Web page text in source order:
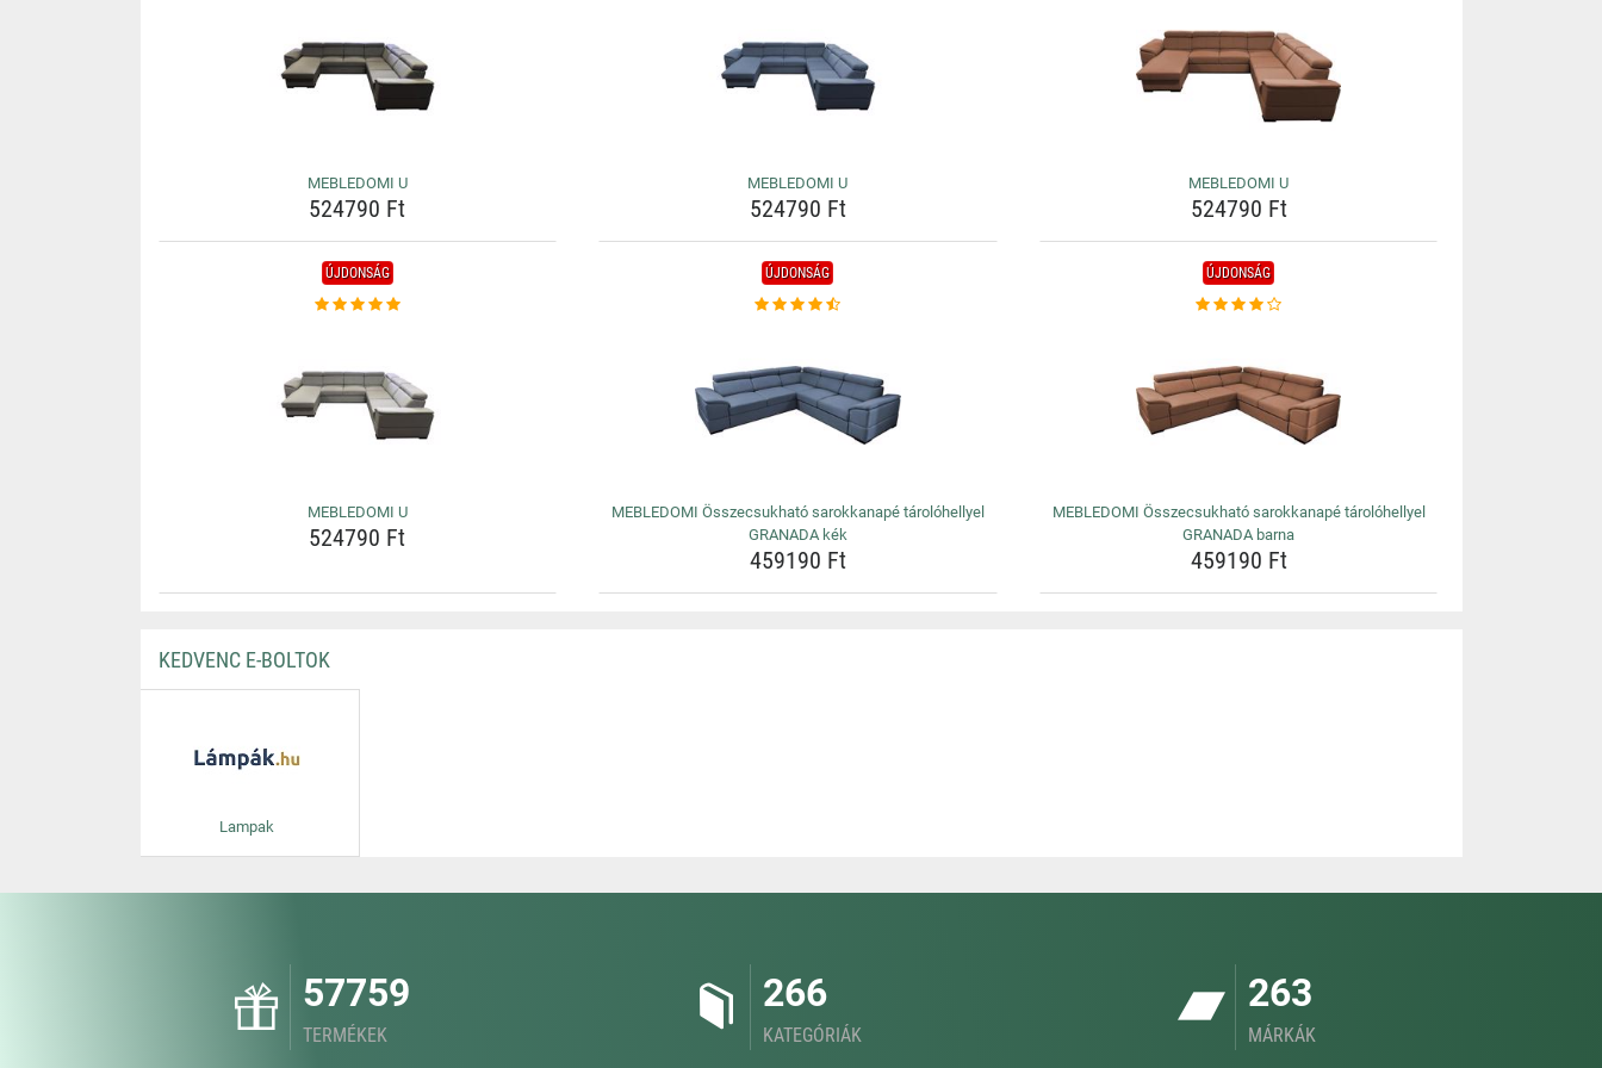
MEBLEDOMI U
524790 Ft
MEBLEDOMI U
524790 Ft
MEBLEDOMI U
524790 Ft
ÚJDONSÁG
MEBLEDOMI U
524790 Ft
ÚJDONSÁG
MEBLEDOMI Összecsukható sarokkanapé tárolóhellyel
GRANADA kék
459190 Ft
ÚJDONSÁG
MEBLEDOMI Összecsukható sarokkanapé tárolóhellyel
GRANADA barna
459190 Ft
KEDVENC E-BOLTOK
Lampak
57759
TERMÉKEK
266
KATEGÓRIÁK
263
MÁRKÁK